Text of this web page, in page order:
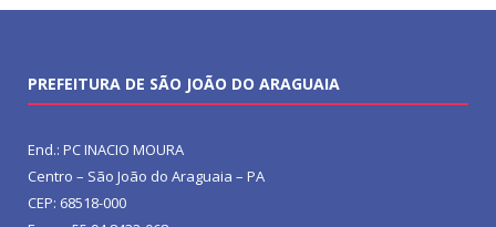
PREFEITURA DE SÃO JOÃO DO ARAGUAIA
End.: PC INACIO MOURA
Centro – São João do Araguaia – PA
CEP: 68518-000